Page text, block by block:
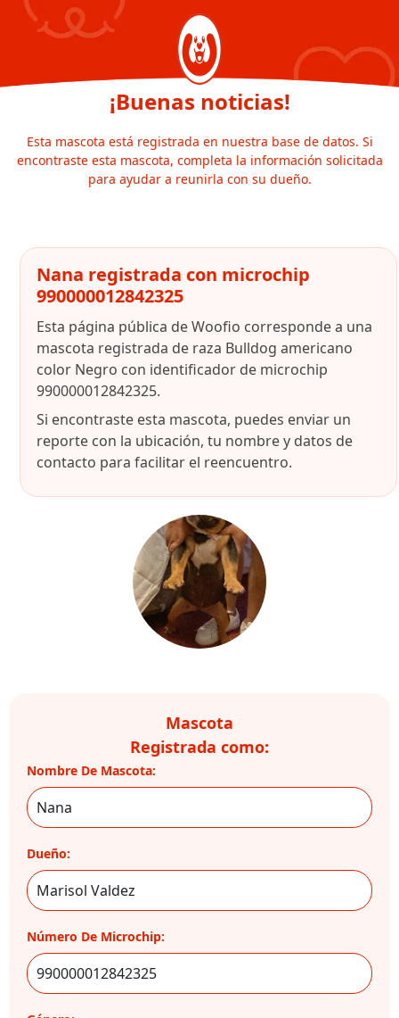
¡Buenas noticias!
Esta mascota está registrada en nuestra base de datos. Si
encontraste esta mascota, completa la información solicitada
para ayudar a reunirla con su dueño.
Nana registrada con microchip
990000012842325
Esta página pública de Woofio corresponde a una
mascota registrada de raza Bulldog americano
color Negro con identificador de microchip
990000012842325.
Si encontraste esta mascota, puedes enviar un
reporte con la ubicación, tu nombre y datos de
contacto para facilitar el reencuentro.
Mascota
Registrada como:
Nombre De Mascota:
Dueño:
Número De Microchip: